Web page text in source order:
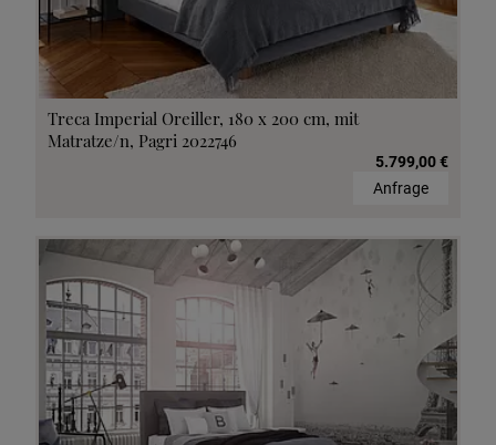
Treca Imperial Oreiller, 180 x 200 cm, mit
Matratze/n, Pagri 2022746
5.799,00 €
Anfrage